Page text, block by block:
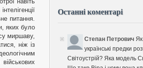
Останні коментарі
Степан Петрович Як
українські предки
Світоустрій? Яка модель